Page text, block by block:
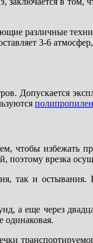
различные
3-6
Допускается
чтобы избежать
врезка
так и остывания.
а еще через
одинаковая.